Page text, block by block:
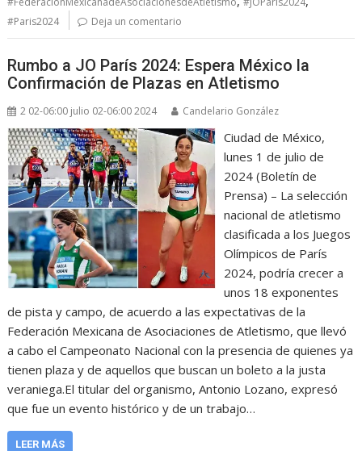
#Paris2024 Deja un comentario
Rumbo a JO París 2024: Espera México la
Confirmación de Plazas en Atletismo
2 02-06:00 julio 02-06:00 2024 Candelario González
Ciudad de México,
lunes 1 de julio de
2024 (Boletín de
Prensa) – La selección
nacional de atletismo
clasificada a los Juegos
Olímpicos de París
2024, podría crecer a
unos 18 exponentes
de pista y campo, de acuerdo a las expectativas de la
Federación Mexicana de Asociaciones de Atletismo, que llevó
a cabo el Campeonato Nacional con la presencia de quienes ya
tienen plaza y de aquellos que buscan un boleto a la justa
veraniega.El titular del organismo, Antonio Lozano, expresó
que fue un evento histórico y de un trabajo…
LEER MÁS